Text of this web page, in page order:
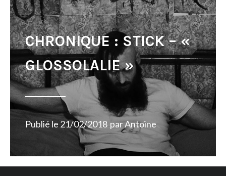
CHRONIQUE : STICK – «
GLOSSOLALIE »
Publié le21/02/2018 parAntoine